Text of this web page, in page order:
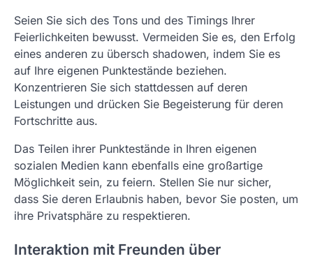
Seien Sie sich des Tons und des Timings Ihrer
Feierlichkeiten bewusst. Vermeiden Sie es, den Erfolg
eines anderen zu übersch shadowen, indem Sie es
auf Ihre eigenen Punktestände beziehen.
Konzentrieren Sie sich stattdessen auf deren
Leistungen und drücken Sie Begeisterung für deren
Fortschritte aus.
Das Teilen ihrer Punktestände in Ihren eigenen
sozialen Medien kann ebenfalls eine großartige
Möglichkeit sein, zu feiern. Stellen Sie nur sicher,
dass Sie deren Erlaubnis haben, bevor Sie posten, um
ihre Privatsphäre zu respektieren.
Interaktion mit Freunden über